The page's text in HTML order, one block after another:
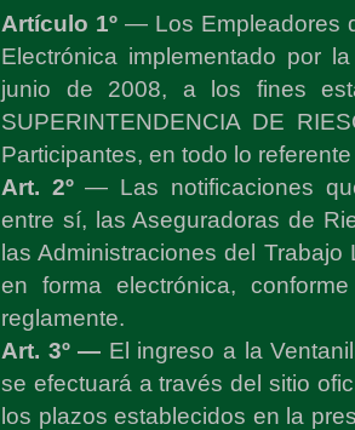
Artículo 1º — Los Empleadores
Electrónica implementado por
junio de 2008, a los fines
SUPERINTENDENCIA DE
Participantes, en todo lo
Art. 2º— Las notificaciones
entre sí, las Aseguradoras de
las Administraciones del
en forma electrónica,
reglamente.
Art. 3º — El ingreso a la
se efectuará a través del sitio
los plazos establecidos en la